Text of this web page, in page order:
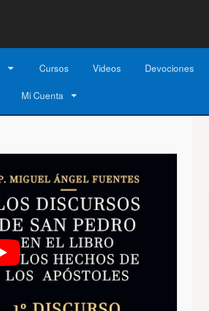
Cursos Videos Devociones
Mi Cuenta